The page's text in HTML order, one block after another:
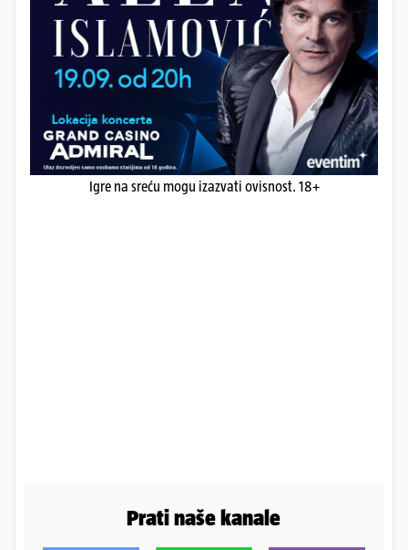
Igre na sreću mogu izazvati ovisnost. 18+
Prati naše kanale